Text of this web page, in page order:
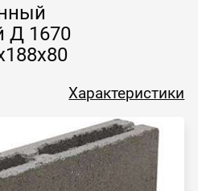
Д 1670
Характеристики